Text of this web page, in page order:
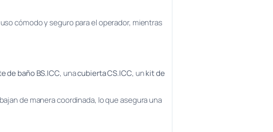
cómodo y seguro para el operador, mientras
de baño BS.ICC, unacubierta CS.ICC, unkit de
de manera coordinada, lo que asegura una